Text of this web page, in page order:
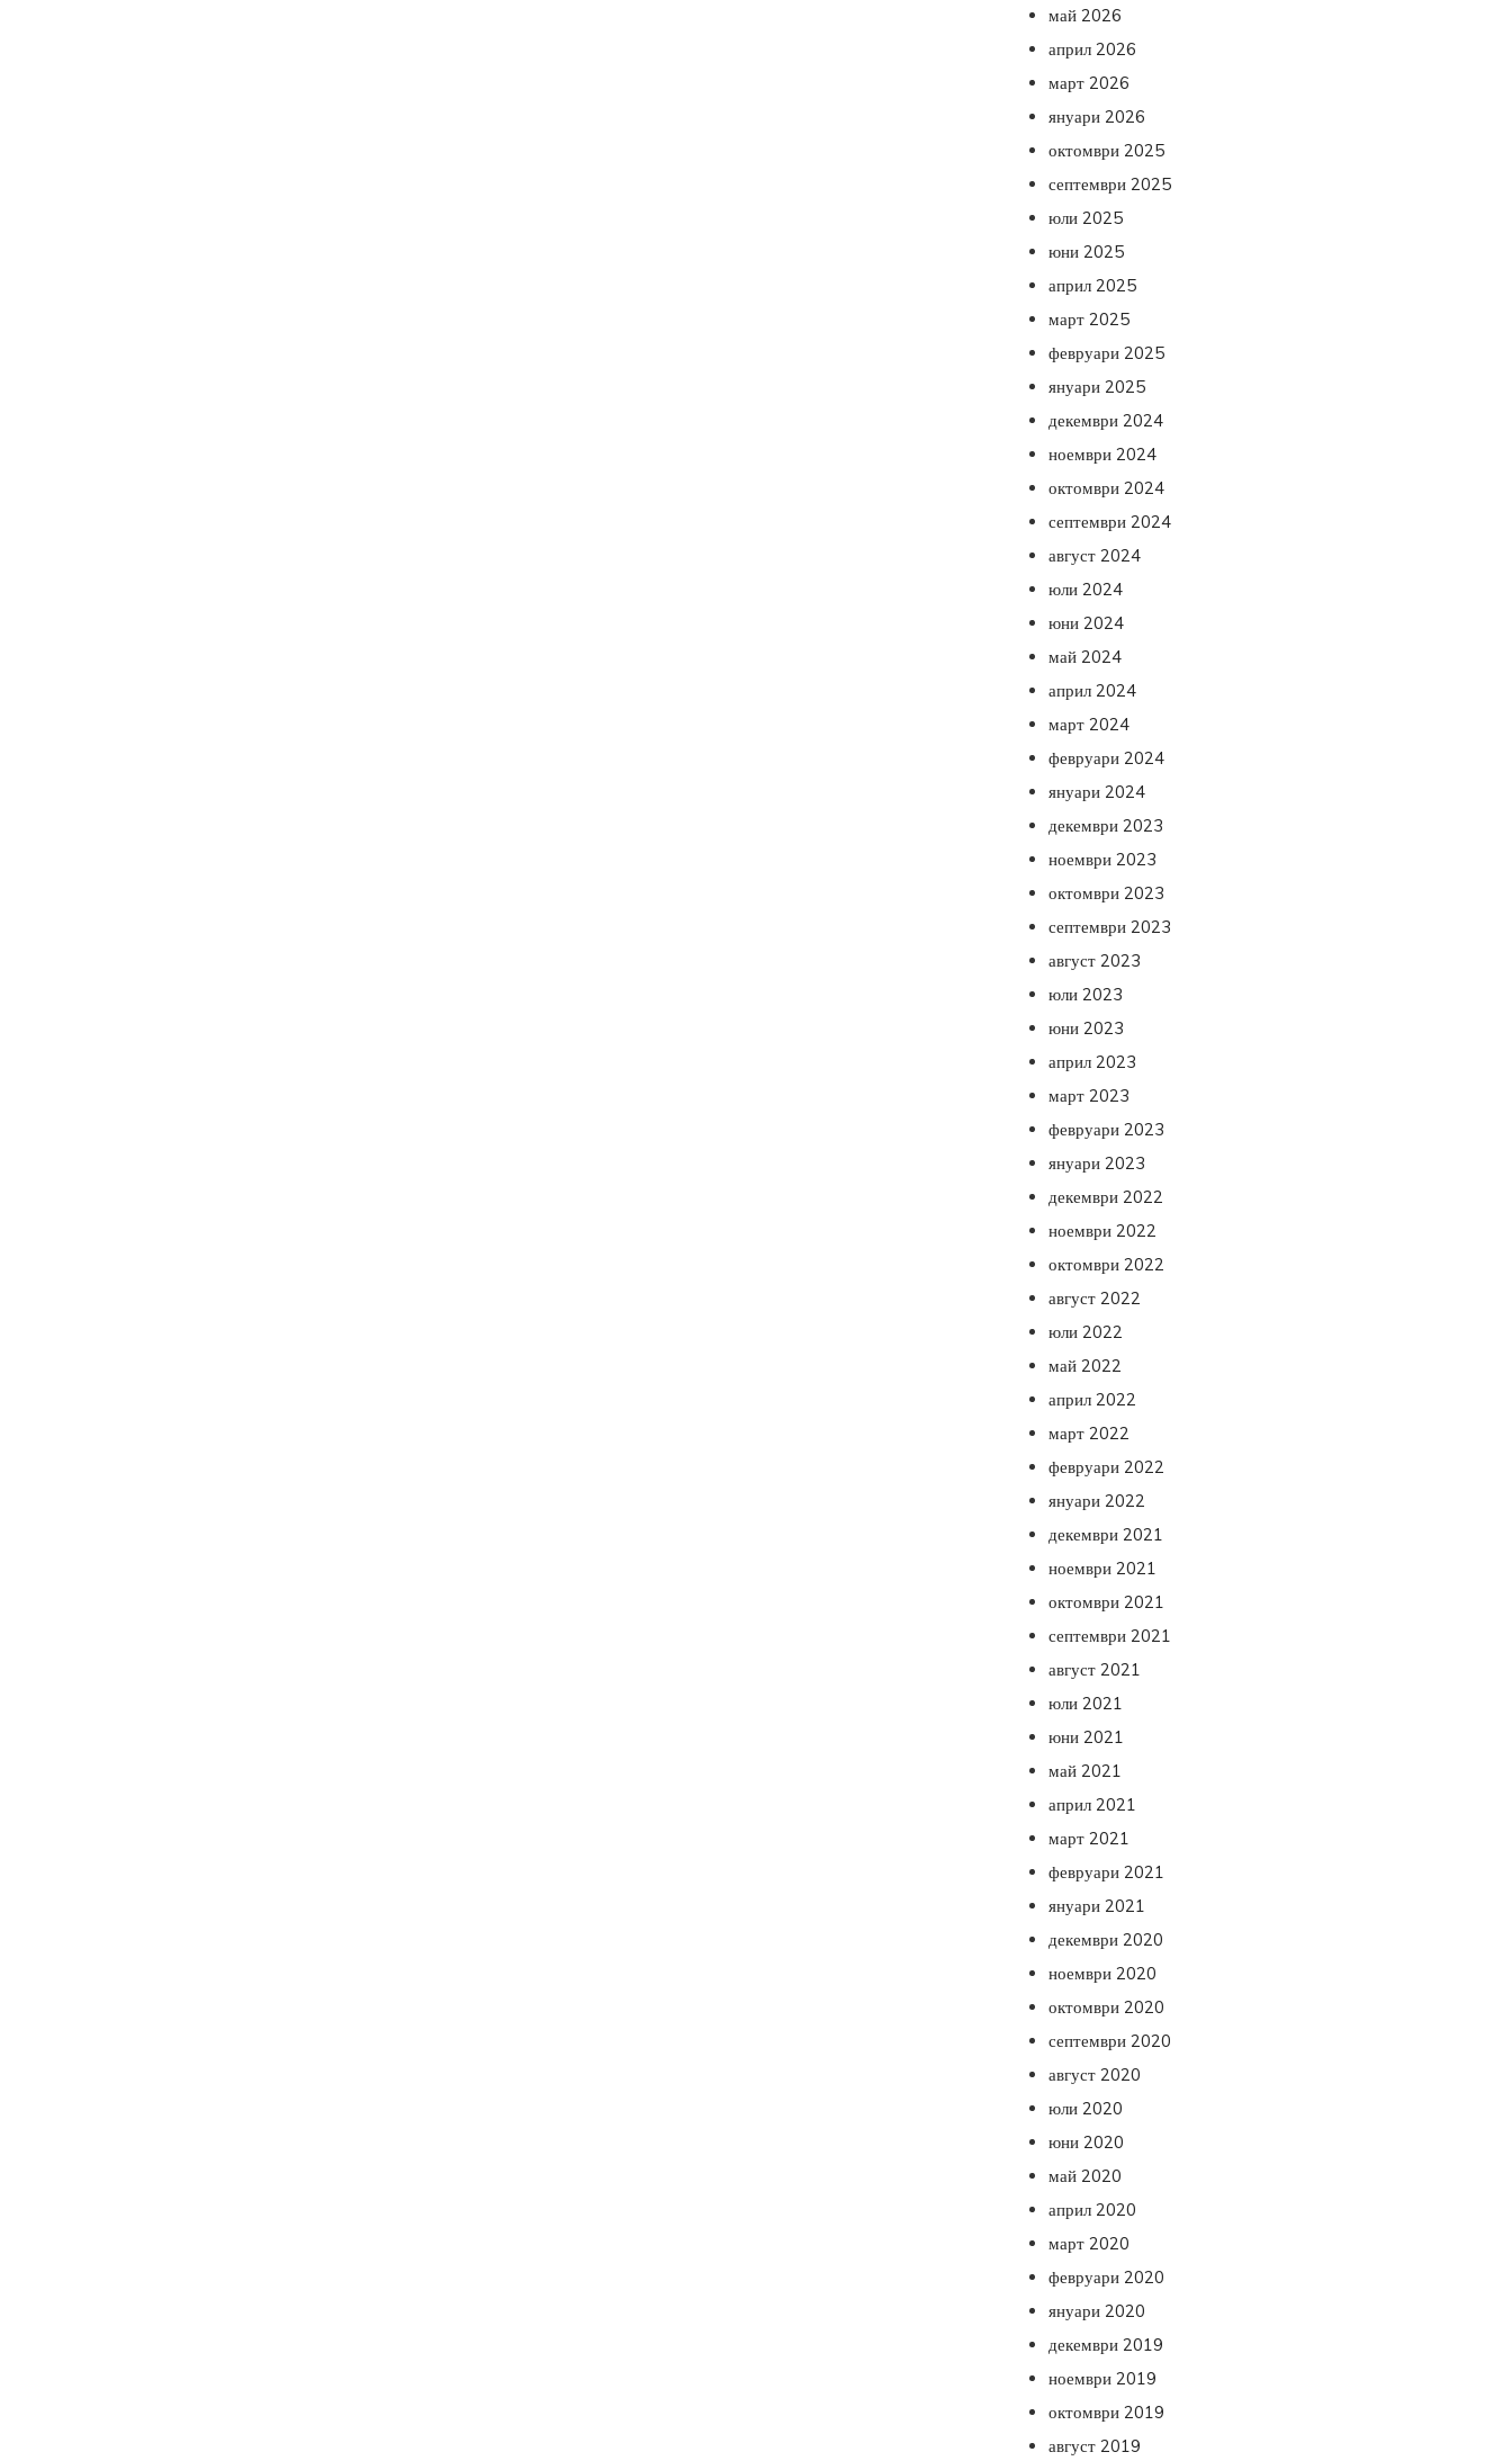
май 2026
април 2026
март 2026
януари 2026
октомври 2025
септември 2025
юли 2025
юни 2025
април 2025
март 2025
февруари 2025
януари 2025
декември 2024
ноември 2024
октомври 2024
септември 2024
август 2024
юли 2024
юни 2024
май 2024
април 2024
март 2024
февруари 2024
януари 2024
декември 2023
ноември 2023
октомври 2023
септември 2023
август 2023
юли 2023
юни 2023
април 2023
март 2023
февруари 2023
януари 2023
декември 2022
ноември 2022
октомври 2022
август 2022
юли 2022
май 2022
април 2022
март 2022
февруари 2022
януари 2022
декември 2021
ноември 2021
октомври 2021
септември 2021
август 2021
юли 2021
юни 2021
май 2021
април 2021
март 2021
февруари 2021
януари 2021
декември 2020
ноември 2020
октомври 2020
септември 2020
август 2020
юли 2020
юни 2020
май 2020
април 2020
март 2020
февруари 2020
януари 2020
декември 2019
ноември 2019
октомври 2019
август 2019